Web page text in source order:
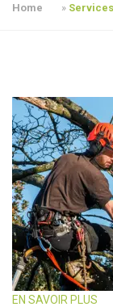
Home » Services
EN SAVOIR PLUS